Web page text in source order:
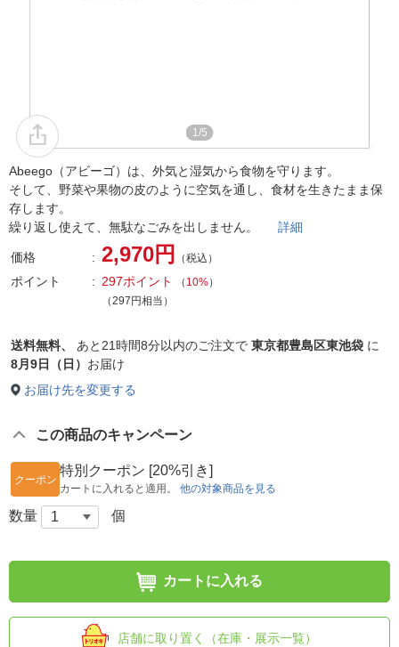
1/5
Abeego（アビーゴ）は、外気と湿気から食物を守ります。
そして、野菜や果物の皮のように空気を通し、食材を生きたまま保
存します。
繰り返し使えて、無駄なごみを出しません。 詳細
価格 2,970円 （税込）
ポイント 297ポイント （ 10%）
（297円相当）
送料無料、 あと 21時間8分以内のご注文で 東京都豊島区東池袋 に
8月9日（日） お届け
お届け先を変更する
この商品のキャンペーン
クーポン
特別クーポン [20%引き]
カートに入れると適用。 他の対象商品を見る
数量 個
カートに入れる
店舗に取り置く（在庫・展示一覧）